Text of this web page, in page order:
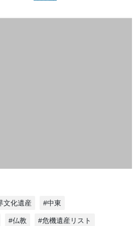
文化遺産 #中東
#仏教 #危機遺産リスト